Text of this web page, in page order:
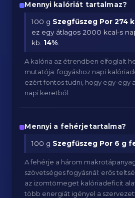
Mennyi kalóriát tartalmaz?
100 g Szegfűszeg Por 274
ez egy átlagos 2000 kcal-s
kb. 14%
A kalória az étrendben elfoglalt
mutatója: fogyáshoz napi
ezért fontos tudni, hogy egy-egy
napi keretből.
Mennyi a fehérjetartalma?
100 g Szegfűszeg Por 6 g
A fehérje a három
szövetséges fogyásnál: erős
az izomtömeget kalóriadeficit
több energiát igényel a